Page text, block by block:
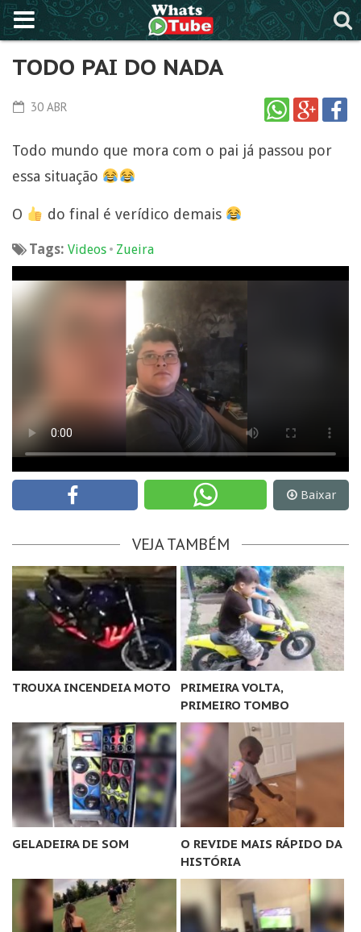
TODO PAI DO NADA
30 ABR
Todo mundo que mora com o pai já passou por
essa situação
O do final é verídico demais
Tags: Videos • Zueira
Baixar
VEJA TAMBÉM
TROUXA INCENDEIA MOTO
PRIMEIRA VOLTA,
PRIMEIRO TOMBO
GELADEIRA DE SOM
O REVIDE MAIS RÁPIDO DA
HISTÓRIA